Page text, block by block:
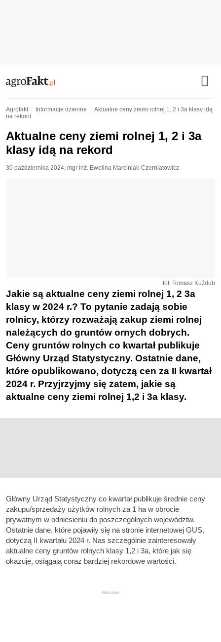
Agrofakt Informacje dzienne
Aktualne ceny ziemi rolnej 1, 2 i 3a klasy idą
na rekord
Aktualne ceny ziemi rolnej 1, 2 i 3a
klasy idą na rekord
30 października 2024, mgr inż. Ewelina Marciniak-Czerniatowicz
fot. Tomasz Kuźdub
Jakie są aktualne ceny ziemi rolnej 1, 2 3a
klasy w 2024 r.? To pytanie zadają sobie
rolnicy, którzy rozważają zakup ziemi rolnej
należących do gruntów ornych dobrych.
Ceny gruntów rolnych co kwartał publikuje
Główny Urząd Statystyczny. Ostatnie dane,
które opublikowano, dotyczą cen za II kwartał
2024 r. Przyjrzyjmy się zatem, jakie są
aktualne ceny ziemi rolnej 1,2 i 3a klasy.
Główny Urząd Statystyczny co kwartał publikuje średnie ceny
zakupu/sprzedaży użytków rolnych za 1 ha w obrocie
prywatnym w odniesieniu do poszczególnych województw.
Ostatnie dane, które pojawiły się na stronie internetowej GUS,
dotyczą II kwartału 2024 r. Nas szczególnie zainteresowały
aktualne ceny gruntów rolnych klasy 1,2 i 3a, które jak się
okazuje, osiągają coraz bardziej rekordowe wartości.
REKLAMA